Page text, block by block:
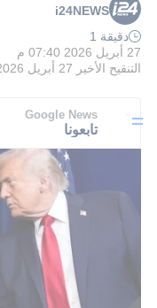
i24NEWS
دقيقة 1
27 أبريل 2026 07:40 م
التنقيح الأخير 27 أبريل 2026 07:51 م
Google News
تابعونا